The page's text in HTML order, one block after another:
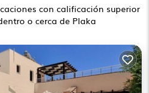
con calificación superior
o cerca de Plaka